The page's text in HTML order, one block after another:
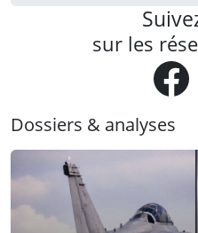
sur les
Dossiers & analyses